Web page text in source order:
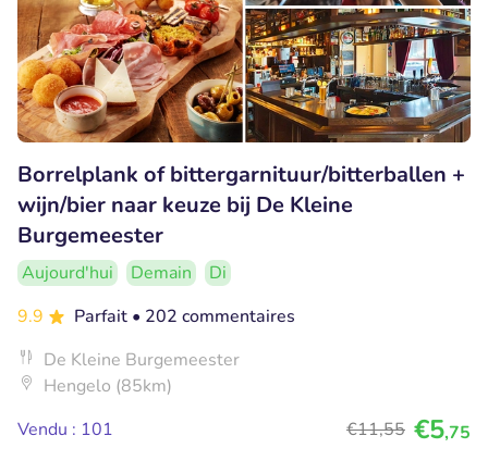
Borrelplank of bittergarnituur/bitterballen +
wijn/bier naar keuze bij De Kleine
Burgemeester
Aujourd'hui Demain
Di
9.9
Parfait • 202 commentaires
De Kleine Burgemeester
Hengelo (85km)
Vendu : 101
€11,55 €5,75